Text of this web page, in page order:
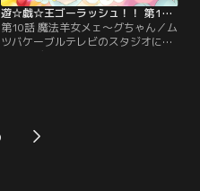
遊☆戯☆王ゴーラッシュ！！ 第10話
第10話 魔法羊女メェ～グちゃん／ム
ツバケーブルテレビのスタジオに乱
入し、デュエルさせろと暴れるチュ
間、デュエルディスクから妖しい光
が溢れ出し…。【提供：バンダイチ